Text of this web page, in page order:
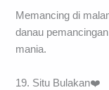
Memancing di
danau
mania.
19. Situ Bulakan❤️